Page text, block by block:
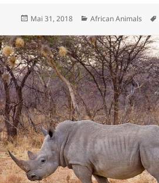
Veröffentlicht
Mai 31, 2018 Kategorien
African Animals